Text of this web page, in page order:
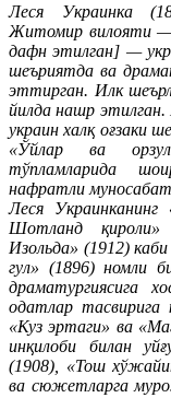
Леся Украинка
Житомир вилояти —
дафн этилган] —
шеъриятда ва
эттирган. Илк
йилда нашр
украин халқ оғзаки
«Ўйлар ва
тўпламларида
нафратли
Леся
Шотланд
Изольда» (1912)
гул» (1896) номли
драматургиясига
одатлар тасвирига
«Куз эртаги» ва
инқилоби билан
(1908), «Тош
ва сюжетларга